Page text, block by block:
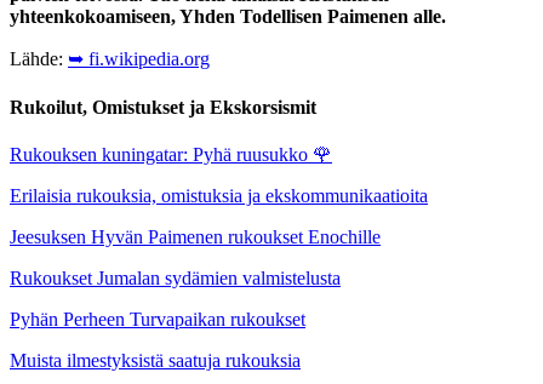
yhteenkokoamiseen, Yhden Todellisen Paimenen alle.
Lähde: ➥ fi.wikipedia.org
Rukoilut, Omistukset ja Ekskorsismit
Rukouksen kuningatar: Pyhä ruusukko 🌹
Erilaisia rukouksia, omistuksia ja ekskommunikaatioita
Jeesuksen Hyvän Paimenen rukoukset Enochille
Rukoukset Jumalan sydämien valmistelusta
Pyhän Perheen Turvapaikan rukoukset
Muista ilmestyksistä saatuja rukouksia